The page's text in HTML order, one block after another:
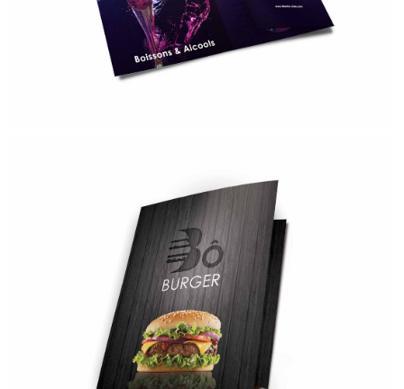
COCKTAIL
- Secteur d'activités : Bar -